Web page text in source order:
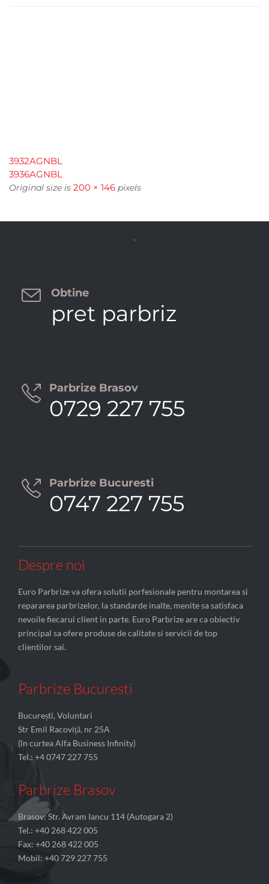
3932AGNBL
3936AGNBL
Original size is 200 × 146 pixels
 Obtine
pret parbriz
 Parbrize Brasov
0729 227 755
 Parbrize Bucuresti
0747 227 755
Despre noi
Euro Parbrize va ofera solutii porfesionale pentru montarea si
repararea parbrizelor, la standarde inalte, menite sa satisfaca
nevoile fiecarui client in parte. Euro Parbrize are ca obiectiv
principal sa ofere produse de calitate si servicii de top
clientilor sai.
Parbrize Bucuresti
București, Voluntari
Str Emil Racoviță, nr 25A
(în curtea Alfa Business Infinity)
Tel.: +4 0747 227 755
Parbrize Brasov
Brasov: Str. Avram Iancu 114 (Autogara 2)
Tel.: +40 268 422 005
Fax: +40 268 422 005
Mobil: +40 729 227 755